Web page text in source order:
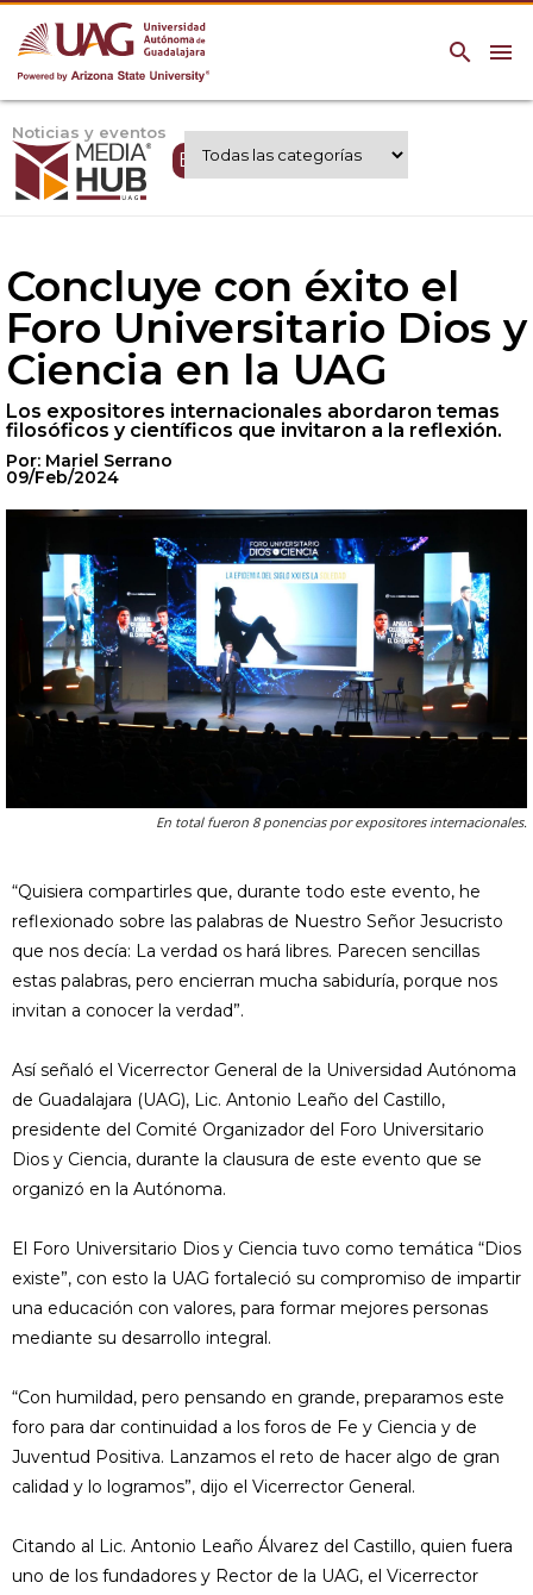
menu
search
Noticias y eventos
Expertos UAG
Concluye con éxito el
Foro Universitario Dios y
Ciencia en la UAG
Los expositores internacionales abordaron temas
filosóficos y científicos que invitaron a la reflexión.
Por: Mariel Serrano
09/Feb/2024
En total fueron 8 ponencias por expositores internacionales.
“Quisiera compartirles que, durante todo este evento, he
reflexionado sobre las palabras de Nuestro Señor Jesucristo
que nos decía: La verdad os hará libres. Parecen sencillas
estas palabras, pero encierran mucha sabiduría, porque nos
invitan a conocer la verdad”.
Así señaló el Vicerrector General de la Universidad Autónoma
de Guadalajara (UAG), Lic. Antonio Leaño del Castillo,
presidente del Comité Organizador del Foro Universitario
Dios y Ciencia, durante la clausura de este evento que se
organizó en la Autónoma.
El Foro Universitario Dios y Ciencia tuvo como temática “Dios
existe”, con esto la UAG fortaleció su compromiso de impartir
una educación con valores, para formar mejores personas
mediante su desarrollo integral.
“Con humildad, pero pensando en grande, preparamos este
foro para dar continuidad a los foros de Fe y Ciencia y de
Juventud Positiva. Lanzamos el reto de hacer algo de gran
calidad y lo logramos”, dijo el Vicerrector General.
Citando al Lic. Antonio Leaño Álvarez del Castillo, quien fuera
uno de los fundadores y Rector de la UAG, el Vicerrector